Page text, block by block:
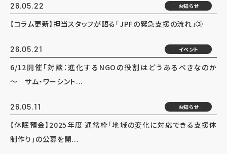
26.05.22 お知らせ
【コラム更新】担当スタッフが語る「JPFの緊急支援の流れ」③
26.05.21 イベント
6/12開催「対談：進化するNGOの役割はどうあるべきなのか
～ サム・ワーシント...
26.05.11 お知らせ
【休眠預金】2025年度 通常枠「地域の変化に対応できる支援体
制作り」の公募を開...